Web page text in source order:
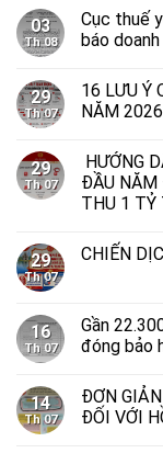
03
Th 08
Cục thuế
báo
29
Th 07
16 LƯU Ý
NĂM
29
Th 07
HƯỚNG
ĐẦU NĂM
THU 1 TỶ
29
Th 07
CHIẾN
16
Th 07
Gần
đóng bảo
14
Th 07
ĐƠN
ĐỐI VỚI